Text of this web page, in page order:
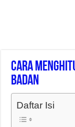
Cara
Badan
Daftar Isi